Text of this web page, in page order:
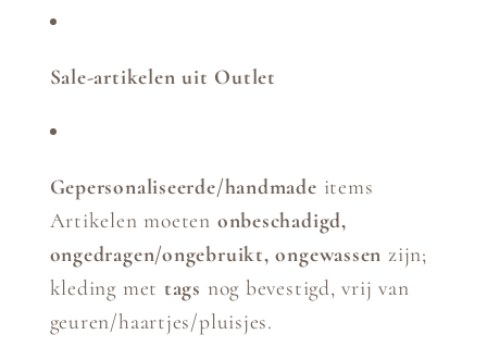
Sale-artikelen uit Outlet
Gepersonaliseerde/handmade items
Artikelen moeten onbeschadigd,
ongedragen/ongebruikt, ongewassen zijn;
kleding met tags nog bevestigd, vrij van
geuren/haartjes/pluisjes.